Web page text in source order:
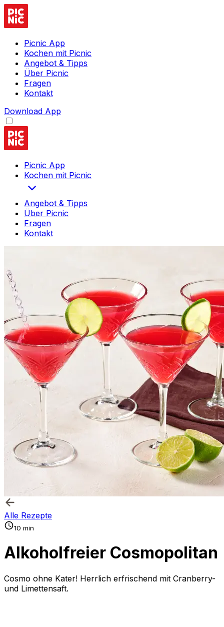
Picnic App
Kochen mit Picnic
Angebot & Tipps
Über Picnic
Fragen
Kontakt
Download App
Picnic App
Kochen mit Picnic
Angebot & Tipps
Über Picnic
Fragen
Kontakt
Alle Rezepte
10 min
Alkoholfreier Cosmopolitan
Cosmo ohne Kater! Herrlich erfrischend mit Cranberry-
und Limettensaft.